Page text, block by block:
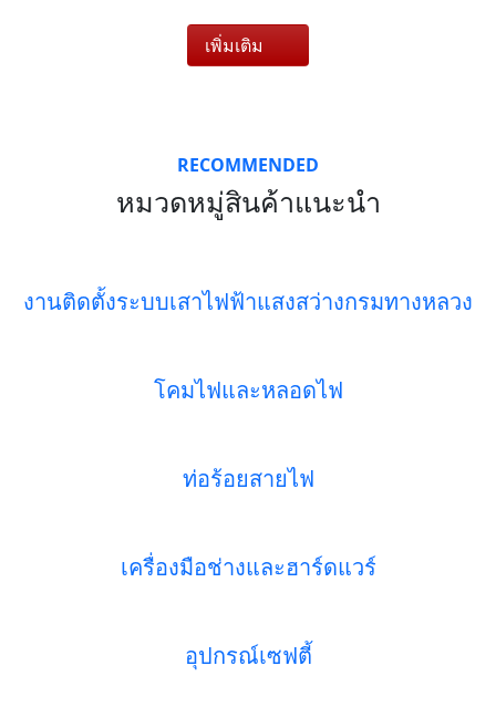
เพิ่มเติม
RECOMMENDED
หมวดหมู่สินค้าแนะนำ
งานติดตั้งระบบเสาไฟฟ้าแสงสว่างกรมทางหลวง
โคมไฟและหลอดไฟ
ท่อร้อยสายไฟ
เครื่องมือช่างและฮาร์ดแวร์
อุปกรณ์เซฟตี้